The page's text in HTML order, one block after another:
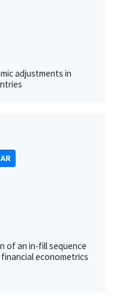
adjustments in
of an in-fill sequence
econometrics